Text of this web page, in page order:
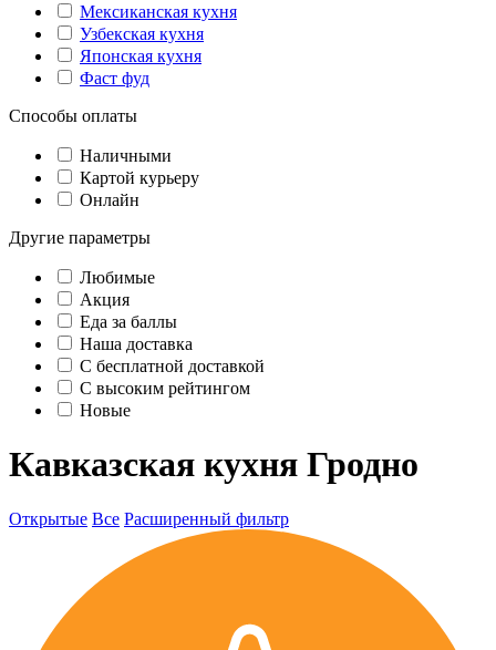
Мексиканская кухня
Узбекская кухня
Японская кухня
Фаст фуд
Способы оплаты
Наличными
Картой курьеру
Онлайн
Другие параметры
Любимые
Акция
Еда за баллы
Наша доставка
C бесплатной доставкой
С высоким рейтингом
Новые
Кавказская кухня Гродно
Открытые Все Расширенный фильтр